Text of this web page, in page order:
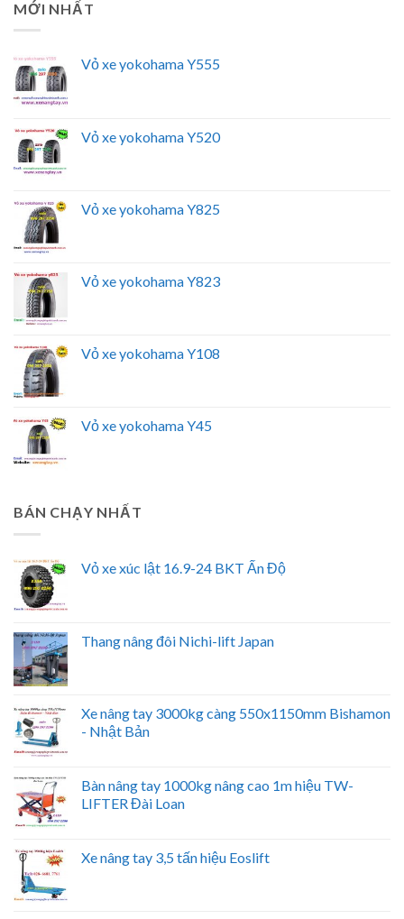
MỚI NHẤT
Vỏ xe yokohama Y555
Vỏ xe yokohama Y520
Vỏ xe yokohama Y825
Vỏ xe yokohama Y823
Vỏ xe yokohama Y108
Vỏ xe yokohama Y45
BÁN CHẠY NHẤT
Vỏ xe xúc lật 16.9-24 BKT Ấn Độ
Thang nâng đôi Nichi-lift Japan
Xe nâng tay 3000kg càng 550x1150mm Bishamon
- Nhật Bản
Bàn nâng tay 1000kg nâng cao 1m hiệu TW-
LIFTER Đài Loan
Xe nâng tay 3,5 tấn hiệu Eoslift